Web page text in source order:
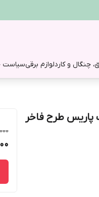
چنگال و کاردلوازم برقیسیاست
قالب پاریس طرح فاخر